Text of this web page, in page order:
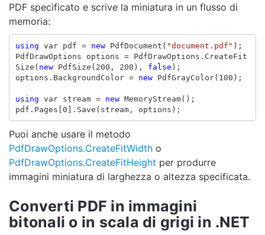
PDF specificato e scrive la miniatura in un flusso di
memoria:
using var pdf = new PdfDocument ( "document.pdf" );
PdfDrawOptions
options = PdfDrawOptions . CreateFit
Size ( new PdfSize ( 200 , 200 ), false );
options . BackgroundColor = new PdfGrayColor( 100 );
using var stream = new MemoryStream();
pdf . Pages 0 ]. Save ( stream, options );
Puoi anche usare il metodo
PdfDrawOptions.CreateFitWidth o
PdfDrawOptions.CreateFitHeight per produrre
immagini miniatura di larghezza o altezza specificata.
Converti PDF in immagini
bitonali o in scala di grigi in .NET